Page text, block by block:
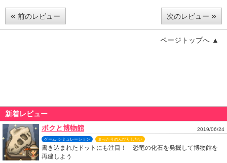
« 前のレビュー 次のレビュー »
ページトップへ ▲
新着レビュー
ボクと博物館
2019/06/24
ゲーム-シミュレーション まったりのんびりしたい
書き込まれたドットにも注目！ 恐竜の化石を発掘して博物館を
再建しよう